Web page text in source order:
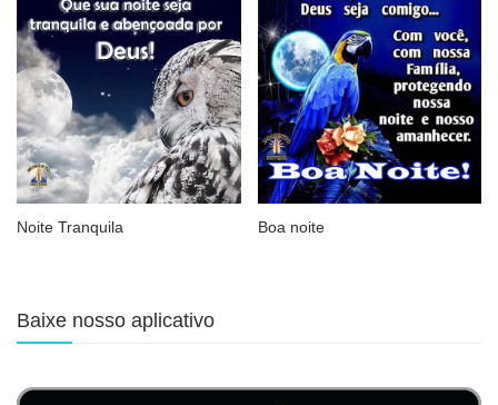
Noite Tranquila Boa noite
Baixe nosso aplicativo